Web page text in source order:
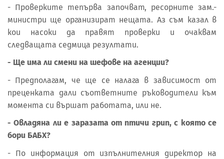
- Проверките тепърва започват, ресорните зам.-
министри ще организират нещата. Аз съм казал в
кои насоки да правят проверки и очаквам
следващата седмица резултати.
- Ще има ли смени на шефове на агенции?
- Предполагам, че ще се налага в зависимост от
преценката дали съответните ръководители към
момента си вършат работата, или не.
- Овладяна ли е заразата от птичи грип, с която се
бори БАБХ?
- По информация от изпълнителния директор на